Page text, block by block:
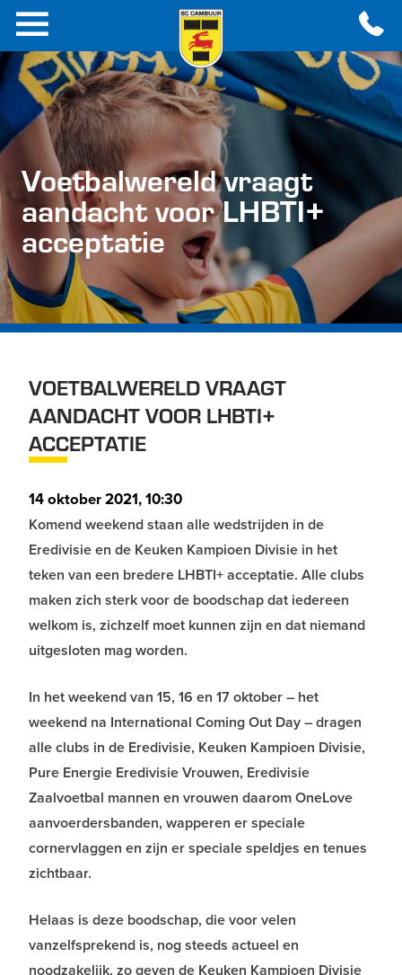
Voetbalwereld vraagt
aandacht voor LHBTI+
acceptatie
VOETBALWERELD VRAAGT
AANDACHT VOOR LHBTI+
ACCEPTATIE
14 oktober 2021, 10:30
Komend weekend staan alle wedstrijden in de
Eredivisie en de Keuken Kampioen Divisie in het
teken van een bredere LHBTI+ acceptatie. Alle clubs
maken zich sterk voor de boodschap dat iedereen
welkom is, zichzelf moet kunnen zijn en dat niemand
uitgesloten mag worden.
In het weekend van 15, 16 en 17 oktober – het
weekend na International Coming Out Day – dragen
alle clubs in de Eredivisie, Keuken Kampioen Divisie,
Pure Energie Eredivisie Vrouwen, Eredivisie
Zaalvoetbal mannen en vrouwen daarom OneLove
aanvoerdersbanden, wapperen er speciale
cornervlaggen en zijn er speciale speldjes en tenues
zichtbaar.
Helaas is deze boodschap, die voor velen
vanzelfsprekend is, nog steeds actueel en
noodzakelijk, zo geven de Keuken Kampioen Divisie